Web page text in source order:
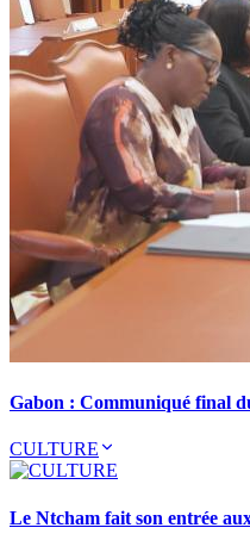
Gabon : Communiqué final
CULTURE
Le Ntcham fait son entrée